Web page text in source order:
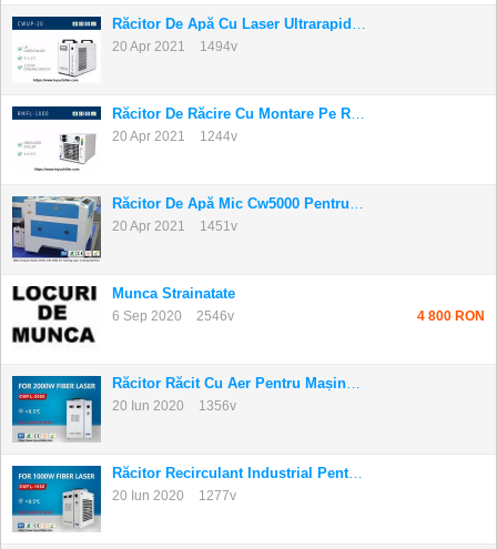
20 Apr 2021 1494v
20 Apr 2021 1244v
20 Apr 2021 1451v
Munca Strainatate
6 Sep 2020 2546v 4 800 RON
20 Iun 2020 1356v
Răcitor Recirculant Industrial Pentru Echipam...
20 Iun 2020 1277v